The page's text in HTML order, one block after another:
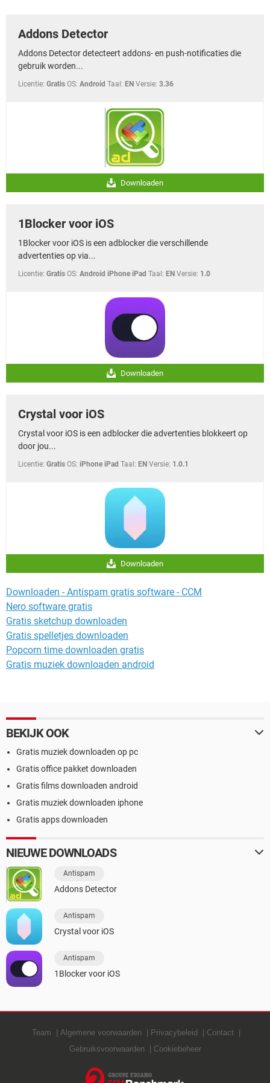
Addons Detector
Addons Detector detecteert addons- en push-notificaties die
gebruik worden...
Licentie: Gratis OS: Android Taal: EN Versie: 3.36
Downloaden
1Blocker voor iOS
1Blocker voor iOS is een adblocker die verschillende
advertenties op via...
Licentie: Gratis OS: Android iPhone iPad Taal: EN Versie: 1.0
Downloaden
Crystal voor iOS
Crystal voor iOS is een adblocker die advertenties blokkeert op
door jou...
Licentie: Gratis OS: iPhone iPad Taal: EN Versie: 1.0.1
Downloaden
Downloaden - Antispam gratis software - CCM
Nero software gratis
Gratis sketchup downloaden
Gratis spelletjes downloaden
Popcorn time downloaden gratis
Gratis muziek downloaden android
BEKIJK OOK
Gratis muziek downloaden op pc
Gratis office pakket downloaden
Gratis films downloaden android
Gratis muziek downloaden iphone
Gratis apps downloaden
NIEUWE DOWNLOADS
Antispam
Addons Detector
Antispam
Crystal voor iOS
Antispam
1Blocker voor iOS
Team Algemene voorwaarden Privacybeleid
Contact
Gebruiksvoorwaarden
Cookiebeheer